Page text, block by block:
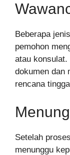
Beberapa
pemohon
atau
dokumen dan
rencana
Setelah
menunggu